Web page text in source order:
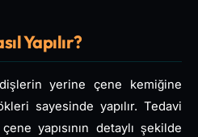
Yapılır?
yerine çene kemiğine
sayesinde yapılır. Tedavi
yapısının detaylı şekilde